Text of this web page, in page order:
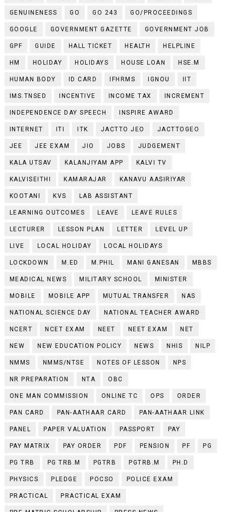
GENUINENESS GO GO 243 GO/PROCEEDINGS
GOOGLE GOVERNMENT GAZETTE GOVERNMENT JOB
GPF GUIDE HALL TICKET HEALTH HELPLINE
HM HOLIDAY HOLIDAYS HOUSE LOAN HSE.M
HUMAN BODY ID CARD IFHRMS IGNOU IIT
IMS.TNSED INCENTIVE INCOME TAX INCREMENT
INDEPENDENCE DAY SPEECH INSPIRE AWARD
INTERNET ITI ITK JACTTO JEO JACTTOGEO
JEE JEE EXAM JIO JOBS JUDGEMENT
KALA UTSAV KALANJIYAM APP KALVI TV
KALVISEITHI KAMARAJAR KANAVU AASIRIYAR
KOOTANI KVS LAB ASSISTANT
LEARNING OUTCOMES LEAVE LEAVE RULES
LECTURER LESSON PLAN LETTER LEVEL UP
LIVE LOCAL HOLIDAY LOCAL HOLIDAYS
LOCKDOWN M.ED M.PHIL MANI GANESAN MBBS
MEADICAL NEWS MILITARY SCHOOL MINISTER
MOBILE MOBILE APP MUTUAL TRANSFER NAS
NATIONAL SCIENCE DAY NATIONAL TEACHER AWARD
NCERT NCET EXAM NEET NEET EXAM NET
NEW NEW EDUCATION POLICY NEWS NHIS NILP
NMMS NMMS/NTSE NOTES OF LESSON NPS
NR PREPARATION NTA OBC
ONE MAN COMMISSION ONLINE TC OPS ORDER
PAN CARD PAN-AATHAAR CARD PAN-AATHAAR LINK
PANEL PAPER VALUATION PASSPORT PAY
PAY MATRIX PAY ORDER PDF PENSION PF PG
PG TRB PG TRB.M PGTRB PGTRB.M PH.D
PHYSICS PLEDGE POCSO POLICE EXAM
PRACTICAL PRACTICAL EXAM